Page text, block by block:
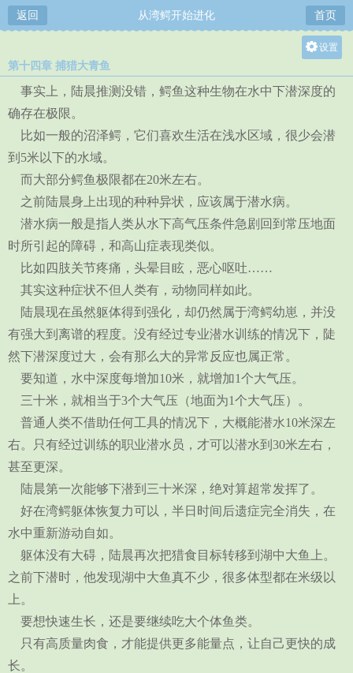
返回 从湾鳄开始进化 首页
设置
大
小
第十四章 捕猎大青鱼
事实上，陆晨推测没错，鳄鱼这种生物在水中下潜深度的
确存在极限。
比如一般的沼泽鳄，它们喜欢生活在浅水区域，很少会潜
到5米以下的水域。
而大部分鳄鱼极限都在20米左右。
之前陆晨身上出现的种种异状，应该属于潜水病。
潜水病一般是指人类从水下高气压条件急剧回到常压地面
时所引起的障碍，和高山症表现类似。
比如四肢关节疼痛，头晕目眩，恶心呕吐……
其实这种症状不但人类有，动物同样如此。
陆晨现在虽然躯体得到强化，却仍然属于湾鳄幼崽，并没
有强大到离谱的程度。没有经过专业潜水训练的情况下，陡
然下潜深度过大，会有那么大的异常反应也属正常。
要知道，水中深度每增加10米，就增加1个大气压。
三十米，就相当于3个大气压（地面为1个大气压）。
普通人类不借助任何工具的情况下，大概能潜水10米深左
右。只有经过训练的职业潜水员，才可以潜水到30米左右，
甚至更深。
陆晨第一次能够下潜到三十米深，绝对算超常发挥了。
好在湾鳄躯体恢复力可以，半日时间后遗症完全消失，在
水中重新游动自如。
躯体没有大碍，陆晨再次把猎食目标转移到湖中大鱼上。
之前下潜时，他发现湖中大鱼真不少，很多体型都在米级以
上。
要想快速生长，还是要继续吃大个体鱼类。
只有高质量肉食，才能提供更多能量点，让自己更快的成
长。